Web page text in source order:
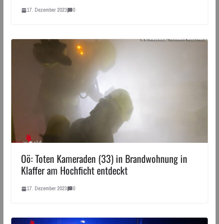
17. Dezember 2023 0
Oö: Toten Kameraden (33) in Brandwohnung in
Klaffer am Hochficht entdeckt
17. Dezember 2023 0